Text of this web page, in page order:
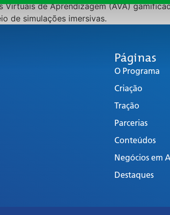
Virtuais de Aprendizagem (AVA)
de simulações imersivas.
Páginas
O Programa
Criação
Tração
Parcerias
Conteúdos
Negócios em
Destaques